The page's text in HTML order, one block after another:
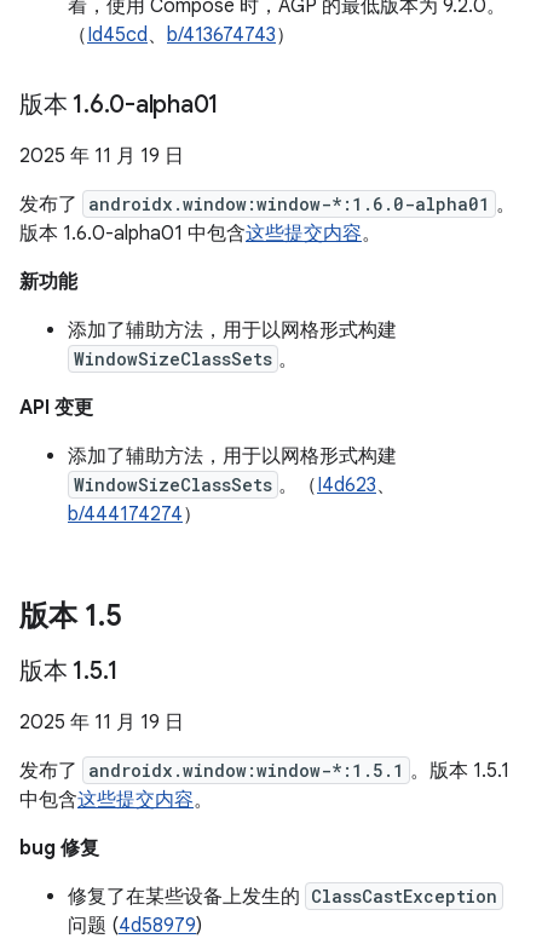
着，使用 Compose 时，AGP 的最低版本为 9.2.0。
（Id45cd、 b/413674743）
版本 1.6.0-alpha01
2025 年 11 月 19 日
发布了
androidx.window:window-*:1.6.0-alpha01 。
版本 1.6.0-alpha01 中包含这些提交内容。
新功能
添加了辅助方法，用于以网格形式构建
WindowSizeClassSets 。
API 变更
添加了辅助方法，用于以网格形式构建
WindowSizeClassSets 。（I4d623、
b/444174274）
版本 1.5
版本 1.5.1
2025 年 11 月 19 日
发布了
androidx.window:window-*:1.5.1 。版本 1.5.1
中包含这些提交内容。
bug 修复
修复了在某些设备上发生的 ClassCastException
问题 (4d58979)